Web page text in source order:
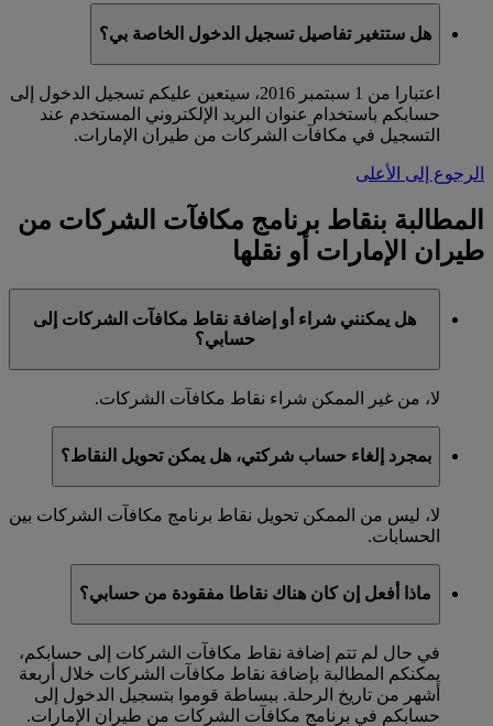
هل ستتغير تفاصيل تسجيل الدخول الخاصة بي؟
اعتبارا من 1 سبتمبر 2016، سيتعين عليكم تسجيل الدخول إلى
حسابكم باستخدام عنوان البريد الإلكتروني المستخدم عند
التسجيل في مكافآت الشركات من طيران الإمارات.
الرجوع إلى الأعلى
المطالبة بنقاط برنامج مكافآت الشركات من
طيران الإمارات أو نقلها
هل يمكنني شراء أو إضافة نقاط مكافآت الشركات إلى
حسابي؟
لا، من غير الممكن شراء نقاط مكافآت الشركات.
بمجرد إلغاء حساب شركتي، هل يمكن تحويل النقاط؟
لا، ليس من الممكن تحويل نقاط برنامج مكافآت الشركات بين
الحسابات.
ماذا أفعل إن كان هناك نقاطا مفقودة من حسابي؟
في حال لم تتم إضافة نقاط مكافآت الشركات إلى حسابكم،
يمكنكم المطالبة بإضافة نقاط مكافآت الشركات خلال أربعة
أشهر من تاريخ الرحلة. ببساطة قوموا بتسجيل الدخول إلى
حسابكم في برنامج مكافآت الشركات من طيران الإمارات.